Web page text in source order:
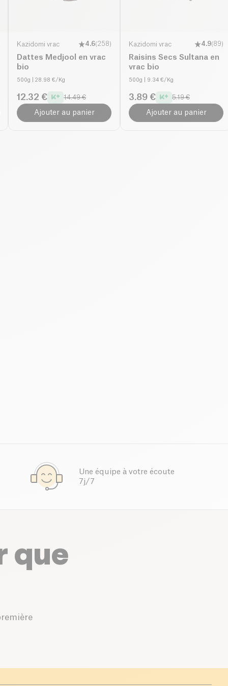
Kazidomi vrac 4.6(258)
Dattes Medjool en vrac
bio
500g | 28.98 €/Kg
12.32 € 14.49 €
Ajouter au panier
Kazidomi vrac 4.9(89)
Raisins Secs Sultana en
vrac bio
500g | 9.34 €/Kg
3.89 € 5.19 €
Ajouter au panier
Une équipe à votre écoute
7j/7
que